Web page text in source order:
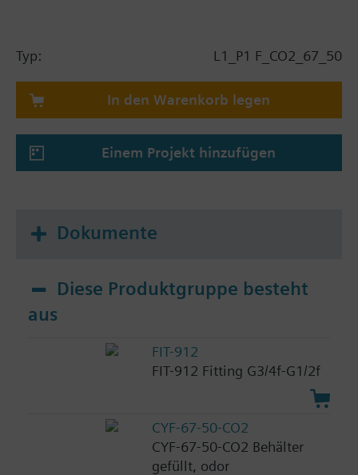
Typ: L1_P1 F_CO2_67_50
In den Warenkorb legen
Einem Projekt hinzufügen
Dokumente
Diese Produktgruppe besteht
aus
FIT-912
FIT-912 Fitting G3/4f-G1/2f
CYF-67-50-CO2
CYF-67-50-CO2 Behälter
gefüllt, odor